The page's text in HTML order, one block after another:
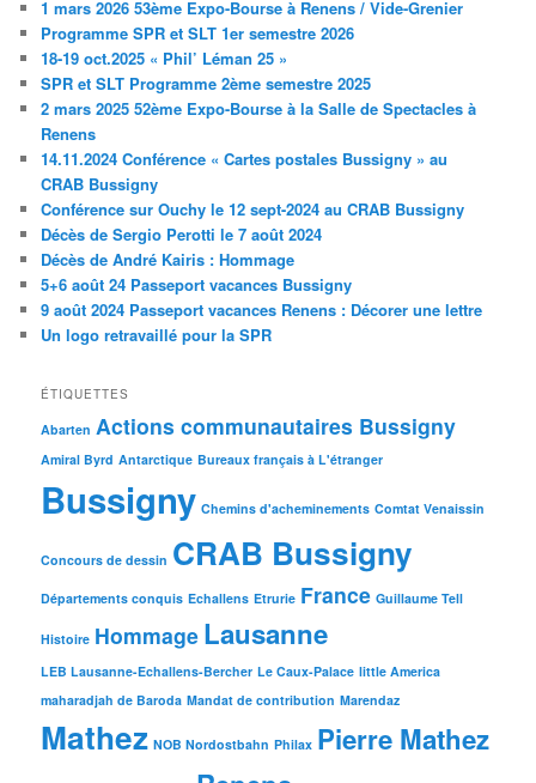
1 mars 2026 53ème Expo-Bourse à Renens / Vide-Grenier
Programme SPR et SLT 1er semestre 2026
18-19 oct.2025 « Phil’ Léman 25 »
SPR et SLT Programme 2ème semestre 2025
2 mars 2025 52ème Expo-Bourse à la Salle de Spectacles à
Renens
14.11.2024 Conférence « Cartes postales Bussigny » au
CRAB Bussigny
Conférence sur Ouchy le 12 sept-2024 au CRAB Bussigny
Décès de Sergio Perotti le 7 août 2024
Décès de André Kairis : Hommage
5+6 août 24 Passeport vacances Bussigny
9 août 2024 Passeport vacances Renens : Décorer une lettre
Un logo retravaillé pour la SPR
ÉTIQUETTES
Abarten Actions communautaires Bussigny
Amiral Byrd Antarctique Bureaux français à L'étranger
Bussigny Chemins d'acheminements Comtat Venaissin
Concours de dessin CRAB Bussigny
Départements conquis Echallens Etrurie France Guillaume Tell
Histoire Hommage Lausanne
LEB Lausanne-Echallens-Bercher Le Caux-Palace little America
maharadjah de Baroda Mandat de contribution Marendaz
Mathez NOB Nordostbahn Philax Pierre Mathez